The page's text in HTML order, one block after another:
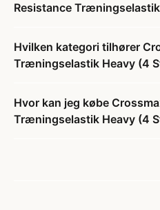
Resistance
Hvilken kategori tilhører
Træningselastik Heavy (4
Hvor kan jeg købe
Træningselastik Heavy (4